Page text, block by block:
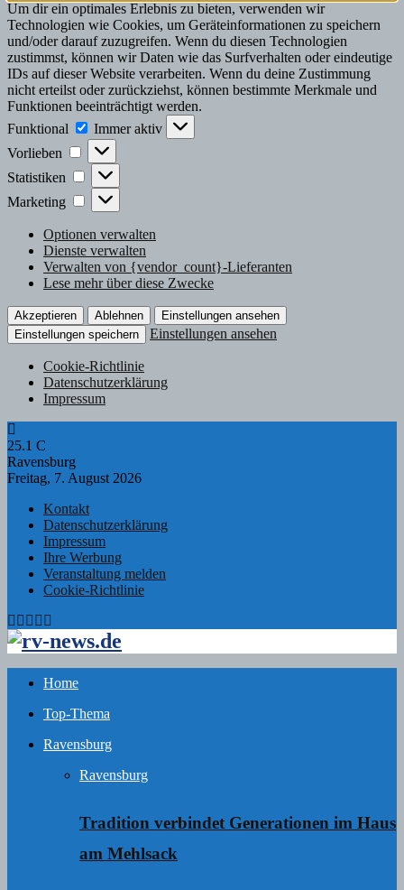
Um dir ein optimales Erlebnis zu bieten, verwenden wir
Technologien wie Cookies, um Geräteinformationen zu speichern
und/oder darauf zuzugreifen. Wenn du diesen Technologien
zustimmst, können wir Daten wie das Surfverhalten oder eindeutige
IDs auf dieser Website verarbeiten. Wenn du deine Zustimmung
nicht erteilst oder zurückziehst, können bestimmte Merkmale und
Funktionen beeinträchtigt werden.
Funktional
Funktional
Immer aktiv
Vorlieben
Vorlieben
Statistiken Statistiken
Marketing Marketing
Optionen verwalten
Dienste verwalten
Verwalten von {vendor_count}-Lieferanten
Lese mehr über diese Zwecke
Akzeptieren Ablehnen
Einstellungen ansehen
Einstellungen speichern
Einstellungen ansehen
Cookie-Richtlinie
Datenschutzerklärung
Impressum
25.1 C
Ravensburg
Freitag, 7. August 2026
Kontakt
Datenschutzerklärung
Impressum
Ihre Werbung
Veranstaltung melden
Cookie-Richtlinie
Facebook
Twitter
Instagram
Email
Home
Top-Thema
Ravensburg
Ravensburg
Tradition verbindet Generationen im Haus
am Mehlsack